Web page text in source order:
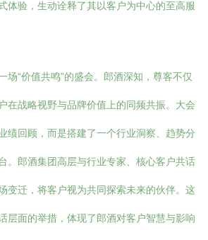
体验，生动诠释了其以客户为中心的至高服
场“价值共鸣”的盛会。郎酒深知，尊客不仅
在战略视野与品牌价值上的同频共振。大会
绩回顾，而是搭建了一个行业洞察、趋势分
。郎酒集团高层与行业专家、核心客户共话
变迁，将客户视为共同探索未来的伙伴。这
层面的举措，体现了郎酒对客户智慧与影响